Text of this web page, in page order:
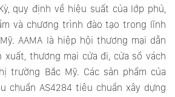
quy định về hiệu suất của lớp phủ,
và chương trình đào tạo trong lĩnh
AAMA là hiệp hội thương mại dẫn
xuất, thương mại cửa đi, cửa sổ vách
trường Bắc Mỹ. Các sản phẩm của
chuẩn AS4284 tiêu chuẩn xây dựng